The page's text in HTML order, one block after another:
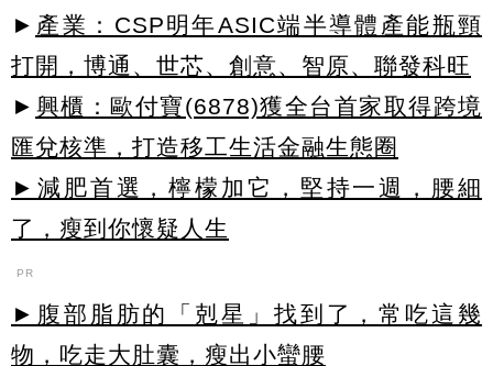
► 產業：CSP明年ASIC端半導體產能瓶頸
打開，博通、世芯、創意、智原、聯發科旺
► 興櫃：歐付寶(6878)獲全台首家取得跨境
匯兌核準，打造移工生活金融生態圈
►減肥首選，檸檬加它，堅持一週，腰細
了，瘦到你懷疑人生
PR
►腹部脂肪的「剋星」找到了，常吃這幾
物，吃走大肚囊，瘦出小蠻腰